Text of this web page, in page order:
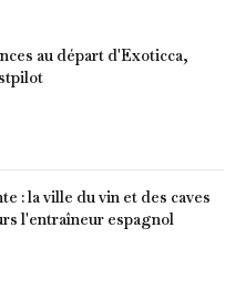
au départ d'Exoticca,
: la ville du vin et des caves
l'entraîneur espagnol